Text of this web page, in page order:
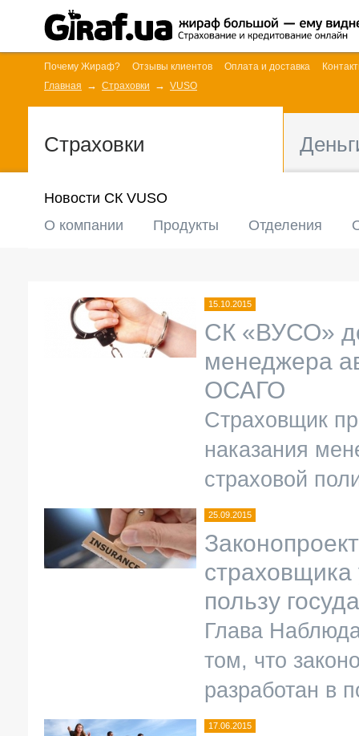
Почему Жираф? Отзывы клиентов Оплата и доставка
Главная
Страховки VUSO
Страховки
Новости СК VUSO
О компании
Продукты Отделения
15.10.2015
СК «ВУСО»
менеджера
ОСАГО
Страховщик
наказания
страховой
25.09.2015
страховщика
пользу
Глава
том, что
разработан в
17.06.2015